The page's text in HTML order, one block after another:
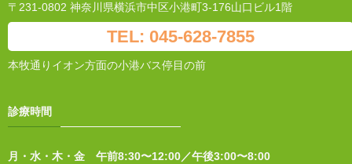
〒231-0802 神奈川県横浜市中区小港町3-176山口ビル1階
TEL: 045-628-7855
本牧通りイオン方面の小港バス停目の前
診療時間
月・水・木・金 午前8:30〜12:00／午後3:00〜8:00